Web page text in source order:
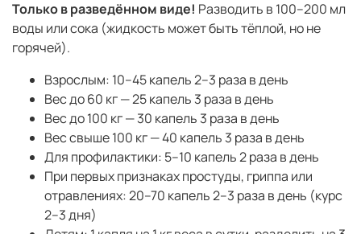
Только в разведённом виде! Разводить в 100–200 мл
воды или сока (жидкость может быть тёплой, но не
горячей).
Взрослым: 10–45 капель 2–3 раза в день
Вес до 60 кг — 25 капель 3 раза в день
Вес до 100 кг — 30 капель 3 раза в день
Вес свыше 100 кг — 40 капель 3 раза в день
Для профилактики: 5–10 капель 2 раза в день
При первых признаках простуды, гриппа или
отравлениях: 20–70 капель 2–3 раза в день (курс
2–3 дня)